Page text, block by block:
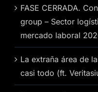
FASE CERRADA.
group – Sector
mercado laboral
La extraña área de
casi todo (ft.